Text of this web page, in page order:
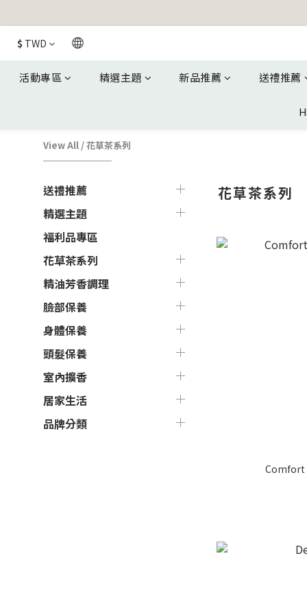
$ TWD
活動專區 精選主題 新品推薦 送禮推薦
View All /花草茶系列
送禮推薦
精選主題
福利品專區
花草茶系列
精油芳香調理
臉部保養
身體保養
頭髮保養
室內擴香
居家生活
品牌分類
花草茶系列
Comfort